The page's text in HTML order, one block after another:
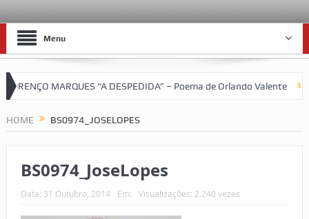
Menu
MARQUES “A DESPEDIDA” – Poema de Orlando Valente
HOME BS0974_JOSELOPES
BS0974_JoseLopes
Data: 31 Outubro, 2014 Em: Visualizações: 2.240 vezes